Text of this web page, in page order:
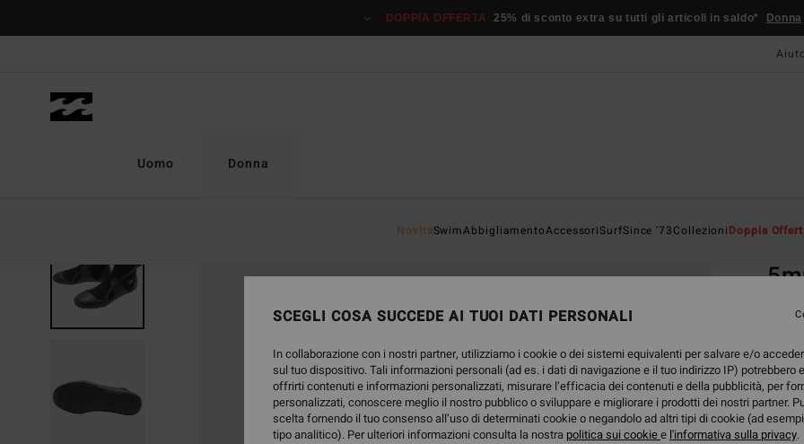
prodotto
DOPPIA OFFERTA 25% di sconto extra su tutti gli articoli in saldo* Donna
Uomo Donna
NovitàSwimAbbigliamentoAccessoriSurfSince '73CollezioniDoppia
69,95
SCEGLI COSA SUCCEDE AI TUOI DATI PERSONALI
In collaborazione con i nostri partner, utilizziamo i cookie o dei sistemi equivalenti per salvare e/o
sul tuo dispositivo. Tali informazioni personali (ad es. i dati di navigazione e il tuo indirizzo IP) potrebbero
offrirti contenuti e informazioni personalizzati, misurare l’efficacia dei contenuti e della pubblicità, per
personalizzati, conoscere meglio il nostro pubblico o sviluppare e migliorare i prodotti dei nostri partner.
scelta fornendo il tuo consenso all’uso di determinati cookie o negandolo ad altri tipi di cookie (ad
tipo analitico). Per ulteriori informazioni consulta la nostra politica sui cookiee l'informativa sulla privacy.